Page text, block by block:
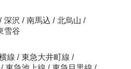
/ 深沢 / 南馬込 / 北烏山 /
雪谷
線 / 東急大井町線 /